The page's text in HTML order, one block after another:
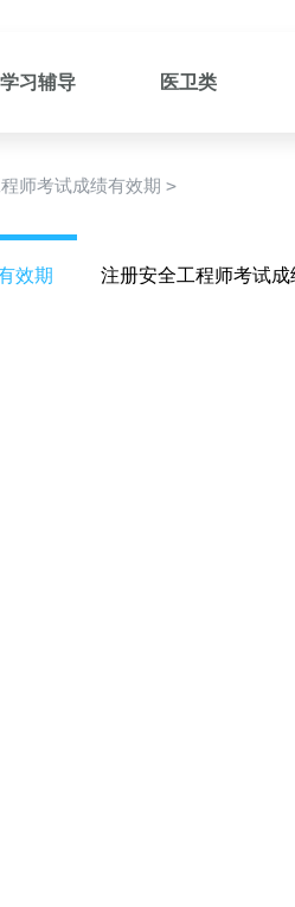
学习辅导 医卫类
师考试成绩有效期 >
效期 注册安全工程师考试